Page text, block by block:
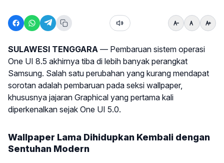
SULAWESI TENGGARA — Pembaruan sistem operasi
One UI 8.5 akhirnya tiba di lebih banyak perangkat
Samsung. Salah satu perubahan yang kurang mendapat
sorotan adalah pembaruan pada seksi wallpaper,
khususnya jajaran Graphical yang pertama kali
diperkenalkan sejak One UI 5.0.
Wallpaper Lama Dihidupkan Kembali dengan
Sentuhan Modern